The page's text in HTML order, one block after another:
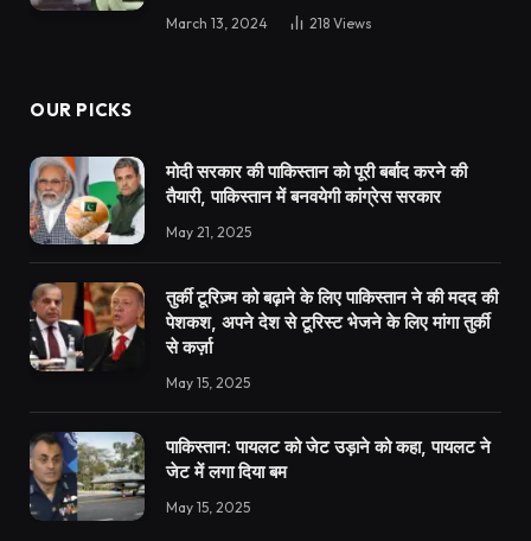
March 13, 2024 218 Views
OUR PICKS
मोदी सरकार की पाकिस्तान को पूरी बर्बाद करने की
तैयारी, पाकिस्तान में बनवयेगी कांग्रेस सरकार
May 21, 2025
तुर्की टूरिज़्म को बढ़ाने के लिए पाकिस्तान ने की मदद की
पेशकश, अपने देश से टूरिस्ट भेजने के लिए मांगा तुर्की
से कर्ज़ा
May 15, 2025
पाकिस्तान: पायलट को जेट उड़ाने को कहा, पायलट ने
जेट में लगा दिया बम
May 15, 2025